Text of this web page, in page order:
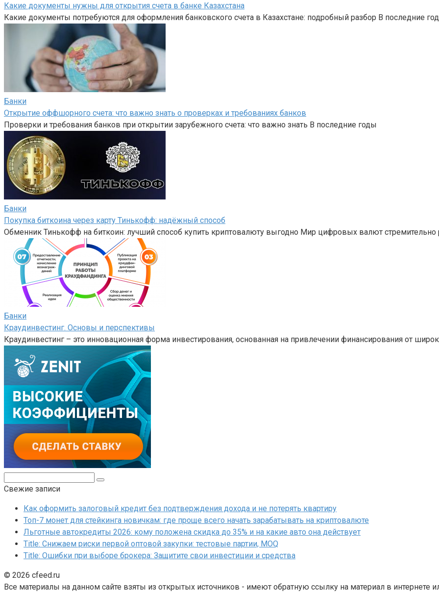
Какие документы нужны для открытия счета в банке Казахстана
Какие документы потребуются для оформления банковского счета в Казахстане: подробный разбор В последние
Банки
Открытие оффшорного счета: что важно знать о проверках и требованиях банков
Проверки и требования банков при открытии зарубежного счета: что важно знать В последние годы
Банки
Покупка биткоина через карту Тинькофф: надёжный способ
Обменник Тинькофф на биткоин: лучший способ купить криптовалюту выгодно Мир цифровых валют стремительно
Банки
Краудинвестинг. Основы и перспективы
Краудинвестинг – это инновационная форма инвестирования, основанная на привлечении финансирования от
Свежие записи
Как оформить залоговый кредит без подтверждения дохода и не потерять квартиру
Топ-7 монет для стейкинга новичкам: где проще всего начать зарабатывать на криптовалюте
Льготные автокредиты 2026: кому положена скидка до 35% и на какие авто она действует
Title: Снижаем риски первой оптовой закупки: тестовые партии, MOQ
Title: Ошибки при выборе брокера: Защитите свои инвестиции и средства
© 2026 cfeed.ru
Все материалы на данном сайте взяты из открытых источников - имеют обратную ссылку на материал в интернете